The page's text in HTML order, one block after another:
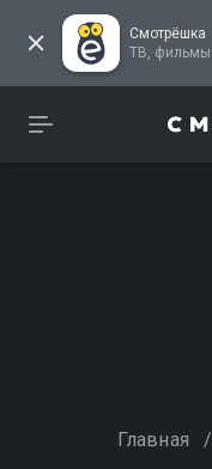
Смотрёшка
Главная /